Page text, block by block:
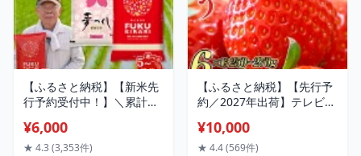
【ふるさと納税】【新米先
行予約受付中！】＼累計
米】訳あり 令和7年産 令和
8年産ふくきらり 夢つくし
¥6,000
★ 4.3 (3,353件)
【ふるさと納税】【先行予
約／2027年出荷】テレビ
れました！ 【福岡県産 あ
まおう 】 訳あり グランデ
¥10,000
★ 4.4 (569件)